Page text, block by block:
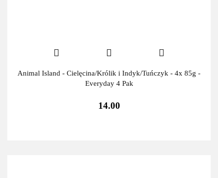
Animal Island - Cielęcina/Królik i Indyk/Tuńczyk - 4x 85g -
Everyday 4 Pak
14.00